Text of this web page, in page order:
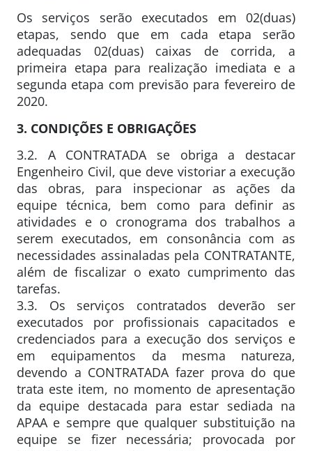
Os serviços serão executados em 02(duas)
etapas, sendo que em cada etapa serão
adequadas 02(duas) caixas de corrida, a
primeira etapa para realização imediata e a
segunda etapa com previsão para fevereiro de
2020.
3. CONDIÇÕES E OBRIGAÇÕES
3.2. A CONTRATADA se obriga a destacar
Engenheiro Civil, que deve vistoriar a execução
das obras, para inspecionar as ações da
equipe técnica, bem como para definir as
atividades e o cronograma dos trabalhos a
serem executados, em consonância com as
necessidades assinaladas pela CONTRATANTE,
além de fiscalizar o exato cumprimento das
tarefas.
3.3. Os serviços contratados deverão ser
executados por profissionais capacitados e
credenciados para a execução dos serviços e
em equipamentos da mesma natureza,
devendo a CONTRATADA fazer prova do que
trata este item, no momento de apresentação
da equipe destacada para estar sediada na
APAA e sempre que qualquer substituição na
equipe se fizer necessária; provocada por